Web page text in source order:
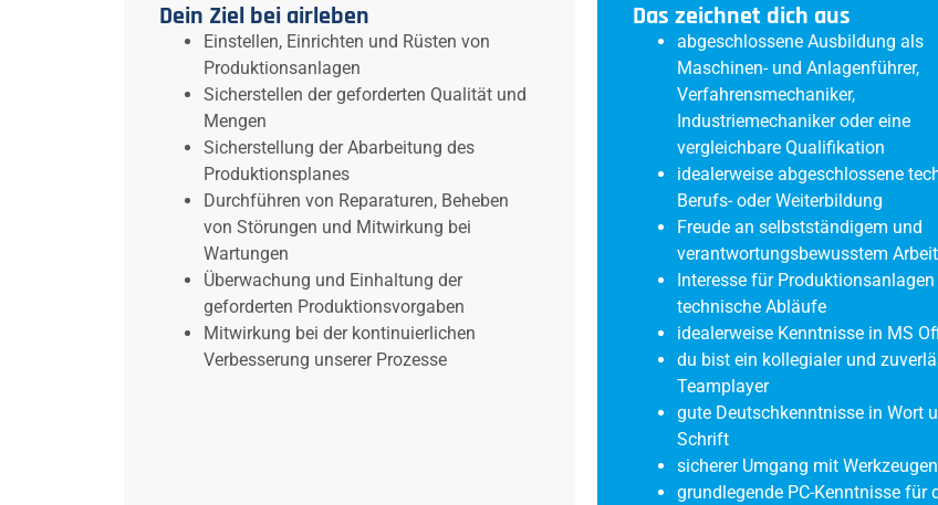
Dein Ziel bei airleben
Einstellen, Einrichten und Rüsten von
Produktionsanlagen
Sicherstellen der geforderten Qualität und
Mengen
Sicherstellung der Abarbeitung des
Produktionsplanes
Durchführen von Reparaturen, Beheben
von Störungen und Mitwirkung bei
Wartungen
Überwachung und Einhaltung der
geforderten Produktionsvorgaben
Mitwirkung bei der kontinuierlichen
Verbesserung unserer Prozesse
Das zeichnet dich aus
abgeschlossene Ausbildung als
Maschinen- und Anlagenführer,
Verfahrensmechaniker,
Industriemechaniker oder eine
vergleichbare Qualifikation
idealerweise abgeschlossene
Berufs- oder Weiterbildung
Freude an selbstständigem und
verantwortungsbewusstem
Interesse für
technische Abläufe
idealerweise Kenntnisse in MS
du bist ein kollegialer und
Teamplayer
gute Deutschkenntnisse in Wort
Schrift
sicherer Umgang mit Werkzeugen
grundlegende PC-Kenntnisse für